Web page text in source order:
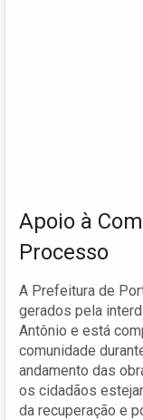
Apoio à
Processo
A Prefeitura de
gerados pela
Antônio e está
comunidade
andamento das
os cidadãos
da recuperação e